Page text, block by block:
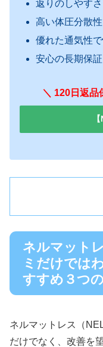
返りのしやす
高い体圧分散
優れた通気性
安心の長期保
＼ 120日返品
ネルマット
ミだけでは
すすめ３つ
ネルマットレス（
だけでなく、改善を